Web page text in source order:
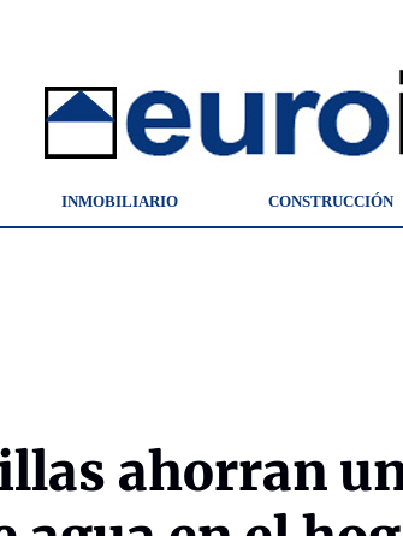
INMOBILIARIO CONSTRUCCIÓN
ahorran